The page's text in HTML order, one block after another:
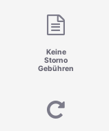
Keine
Storno
Gebühren